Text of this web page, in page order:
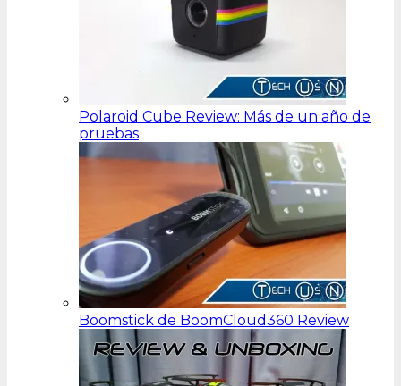
Polaroid Cube Review: Más de un año de
pruebas
Boomstick de BoomCloud360 Review